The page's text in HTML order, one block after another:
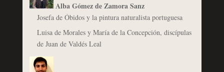
Alba Gómez de Zamora Sanz
Josefa de Óbidos y la pintura naturalista portuguesa
Luisa de Morales y María de la Concepción, discípulas
de Juan de Valdés Leal